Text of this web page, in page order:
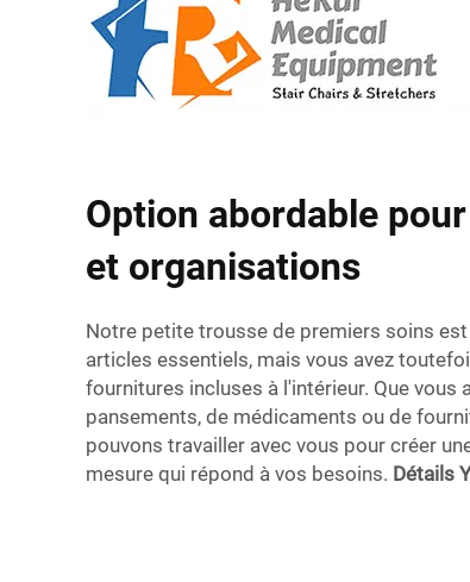
Option abordable
et organisations
Notre petite trousse de premiers soins
articles essentiels, mais vous avez
fournitures incluses à l'intérieur. Que vous
pansements, de médicaments ou de
pouvons travailler avec vous pour créer
mesure qui répond à vos besoins. Détails